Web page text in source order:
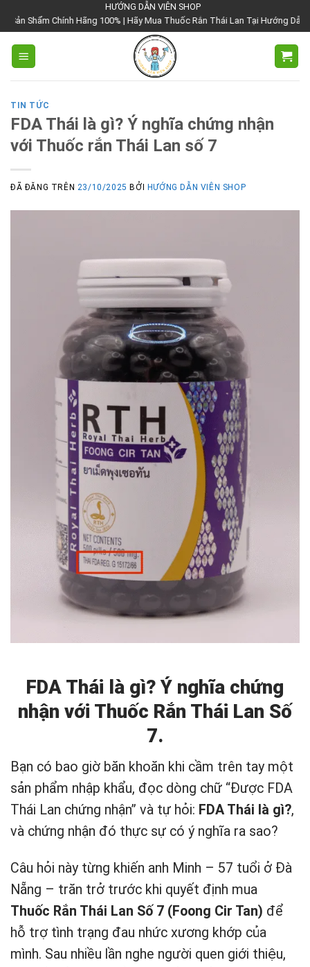
đến
nội
dung
HƯỚNG DẪN VIÊN SHOP
Hãng 100% | Hãy Mua Thuốc Rắn Thái Lan Tại Hướng Dẫn Viên Shop | Với
TIN TỨC
FDA Thái là gì? Ý nghĩa chứng nhận
với Thuốc rắn Thái Lan số 7
ĐÃ ĐĂNG TRÊN 23/10/2025 BỞI HƯỚNG DẪN VIÊN SHOP
FDA Thái là gì? Ý nghĩa chứng
nhận với Thuốc Rắn Thái Lan Số
7.
Bạn có bao giờ băn khoăn khi cầm trên tay một
sản phẩm nhập khẩu, đọc dòng chữ “Được FDA
Thái Lan chứng nhận” và tự hỏi: FDA Thái là gì?,
và chứng nhận đó thực sự có ý nghĩa ra sao?
Câu hỏi này từng khiến anh Minh – 57 tuổi ở Đà
Nẵng – trăn trở trước khi quyết định mua
Thuốc Rắn Thái Lan Số 7 (Foong Cir Tan) để
hỗ trợ tình trạng đau nhức xương khớp của
mình. Sau nhiều lần nghe người quen giới thiệu,